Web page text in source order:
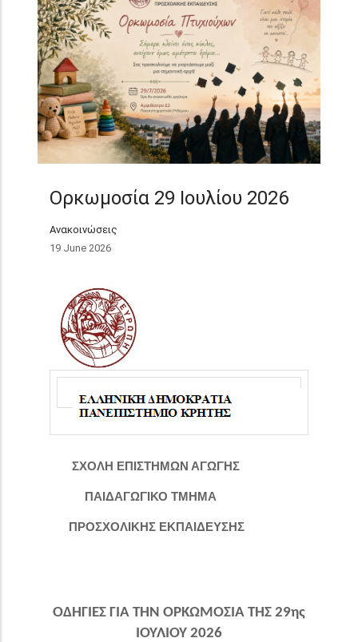
Ορκωμοσία 29 Ιουλίου 2026
Ανακοινώσεις
19 June 2026
ΣΧΟΛΗ ΕΠΙΣΤΗΜΩΝ ΑΓΩΓΗΣ
ΠΑΙΔΑΓΩΓΙΚΟ ΤΜΗΜΑ
ΠΡΟΣΧΟΛΙΚΗΣ ΕΚΠΑΙΔΕΥΣΗΣ
ΟΔΗΓΙΕΣ ΓΙΑ ΤΗΝ ΟΡΚΩΜΟΣΙΑ ΤΗΣ 29ης
ΙΟΥΛΙΟΥ 2026